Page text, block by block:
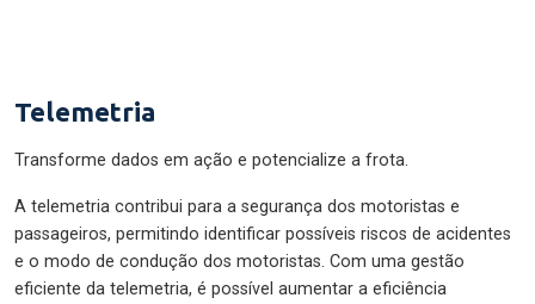
Telemetria
Transforme dados em ação e potencialize a frota.
A telemetria contribui para a segurança dos motoristas e
passageiros, permitindo identificar possíveis riscos de acidentes
e o modo de condução dos motoristas. Com uma gestão
eficiente da telemetria, é possível aumentar a eficiência